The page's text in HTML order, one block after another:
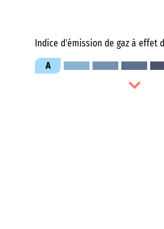
Indice d'émission de gaz à effet
A